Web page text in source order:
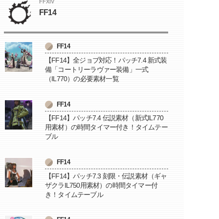
FFXIV
FF14
FF14
【FF14】全ジョブ対応！パッチ7.4 新式装
備「コートリーラヴァー装備」一式
（IL770）の必要素材一覧
FF14
【FF14】パッチ7.4 伝説素材（新式IL770
用素材）の時間タイマー付き！タイムテー
ブル
FF14
【FF14】パッチ7.3 刻限・伝説素材（ギャ
ザクラIL750用素材）の時間タイマー付
き！タイムテーブル